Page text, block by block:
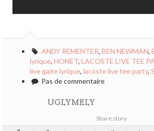
ANDY REMENTER, BEN NEWMAN,
lyrique, HONET, LACOSTE L!VE TEE
live gaite lyrique, lacoste live tee party,
Pas de commentaire
UGLYMELY
Share story